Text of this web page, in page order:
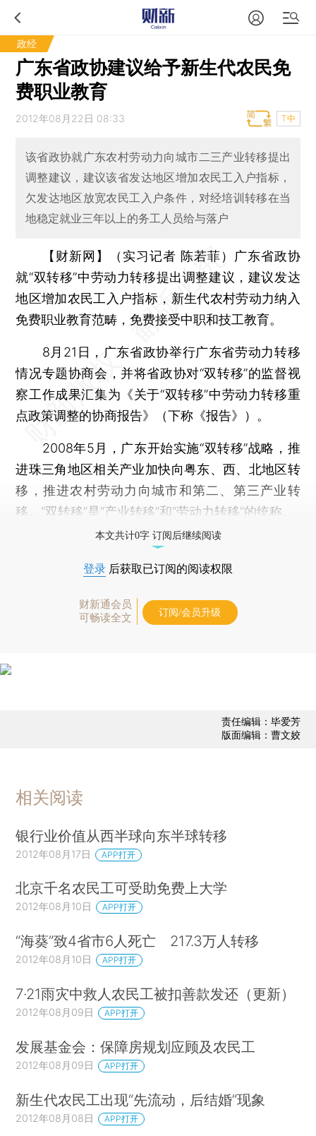
政经
广东省政协建议给予新生代农民免
费职业教育
2012年08月22日 08:33 T中
该省政协就广东农村劳动力向城市二三产业转移提出
调整建议，建议该省发达地区增加农民工入户指标，
欠发达地区放宽农民工入户条件，对经培训转移在当
地稳定就业三年以上的务工人员给与落户
【财新网】（实习记者 陈若菲）
广东省政协
就“双转移”中劳动力转移提出调整建议，建议发达
地区增加农民工入户指标，新生代农村劳动力纳入
免费职业教育范畴，免费接受中职和技工教育。
8月21日，广东省政协举行广东省劳动力转移
情况专题协商会，并将省政协对“双转移”的监督视
察工作成果汇集为《关于“双转移”中劳动力转移重
点政策调整的协商报告》（下称《报告》）。
2008年5月，广东开始实施“双转移”战略，推
进珠三角地区相关产业加快向粤东、西、北地区转
移，推进农村劳动力向城市和第二、第三产业转
移。“双转移”是“产业转移”和“劳动力转移”的统称。
本文共计0字 订阅后继续阅读
登录 后获取已订阅的阅读权限
财新通会员
可畅读全文
订阅/会员升级
责任编辑：毕爱芳
版面编辑：曹文姣
相关阅读
银行业价值从西半球向东半球转移
2012年08月17日 APP打开
北京千名农民工可受助免费上大学
2012年08月10日 APP打开
“海葵”致4省市6人死亡 217.3万人转移
2012年08月10日 APP打开
7·21雨灾中救人农民工被扣善款发还（更新）
2012年08月09日 APP打开
发展基金会：保障房规划应顾及农民工
2012年08月09日 APP打开
新生代农民工出现“先流动，后结婚”现象
2012年08月08日 APP打开